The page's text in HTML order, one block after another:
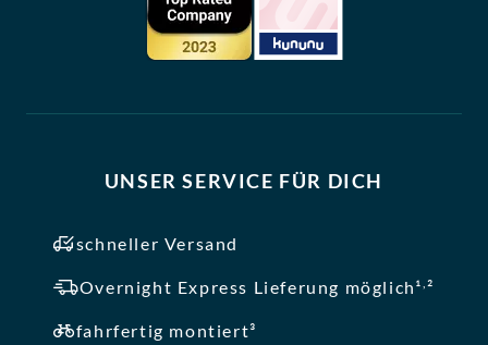
UNSER SERVICE FÜR DICH
schneller Versand
Overnight Express Lieferung möglich¹,²
fahrfertig montiert³